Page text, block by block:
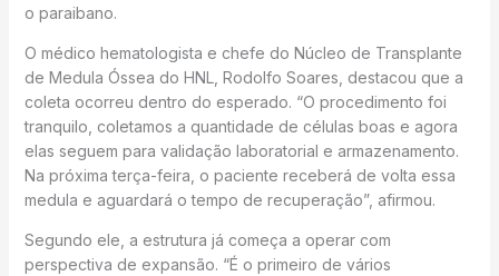
o paraibano.
O médico hematologista e chefe do Núcleo de Transplante
de Medula Óssea do HNL, Rodolfo Soares, destacou que a
coleta ocorreu dentro do esperado. “O procedimento foi
tranquilo, coletamos a quantidade de células boas e agora
elas seguem para validação laboratorial e armazenamento.
Na próxima terça-feira, o paciente receberá de volta essa
medula e aguardará o tempo de recuperação”, afirmou.
Segundo ele, a estrutura já começa a operar com
perspectiva de expansão. “É o primeiro de vários